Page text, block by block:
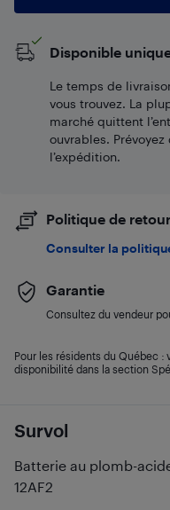
Survol
Batterie au plomb-acide
12AF2
Disponible
Le temps de
vous trouvez. La
marché quittent
ouvrables.
l’expédition.
Politique de
Consulter la
Garantie
Consultez du vendeur
Pour les résidents du Québec :
disponibilité dans la section